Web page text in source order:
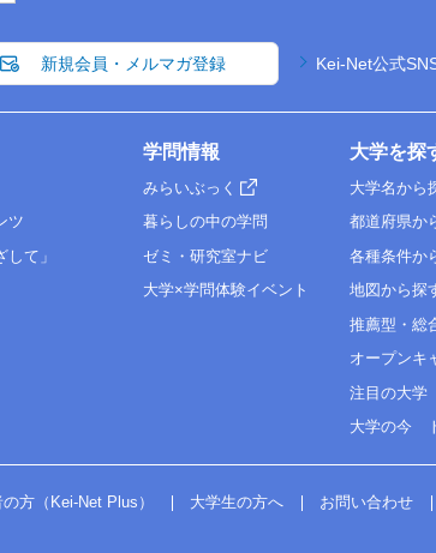
新規会員・メルマガ登録 Kei-Net公式
ツ
て」
学問情報
みらいぶっく
暮らしの中の学問
ゼミ・研究室ナビ
大学×学問体験イベント
大学を探
大学名から
都道府県か
各種条件か
地図から探
推薦型・総
オープンキ
注目の大学
大学の今
方（Kei-Net Plus） 大学生の方へ お問い合わせ